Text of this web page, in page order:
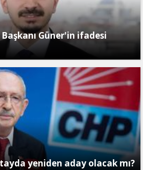
Güner'in ifadesi
yeniden aday olacak mı?